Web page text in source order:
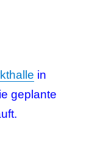
in
geplante